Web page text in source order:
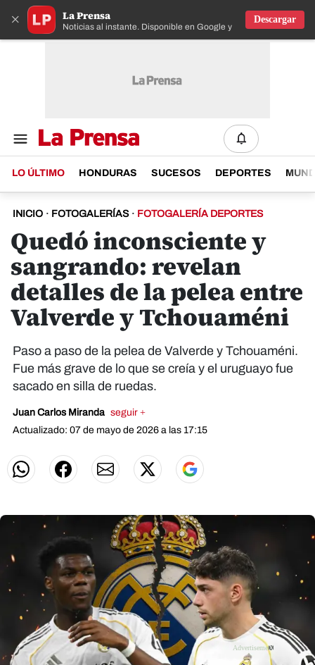
× La Prensa
Noticias al instante. Disponible en Google y IOS
Descargar
LO ÚLTIMO HONDURAS SUCESOS DEPORTES
INICIO · FOTOGALERÍAS · FOTOGALERÍA DEPORTES
Quedó inconsciente y
sangrando: revelan
detalles de la pelea entre
Valverde y Tchouaméni
Paso a paso de la pelea de Valverde y Tchouaméni.
Fue más grave de lo que se creía y el uruguayo fue
sacado en silla de ruedas.
Juan Carlos Miranda seguir +
Actualizado: 07 de mayo de 2026 a las 17:15
X